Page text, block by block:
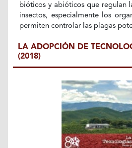
bióticos y abióticos que regulan
insectos, especialmente los
permiten controlar las plagas
LA ADOPCIÓN DE
(2018)